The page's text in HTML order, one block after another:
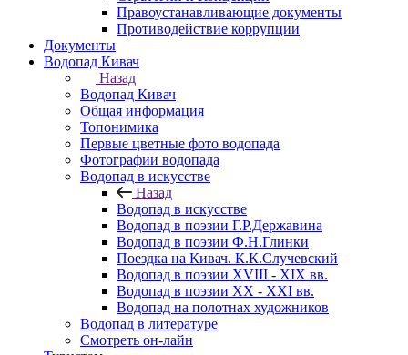
Правоустанавливающие документы
Противодействие коррупции
Документы
Водопад Кивач
Назад
Водопад Кивач
Общая информация
Топонимика
Первые цветные фото водопада
Фотографии водопада
Водопад в искусстве
Назад
Водопад в искусстве
Водопад в поэзии Г.Р.Державина
Водопад в поэзии Ф.Н.Глинки
Поездка на Кивач. К.К.Случевский
Водопад в поэзии XVIII - XIX вв.
Водопад в поэзии XX - XXI вв.
Водопад на полотнах художников
Водопад в литературе
Смотреть он-лайн